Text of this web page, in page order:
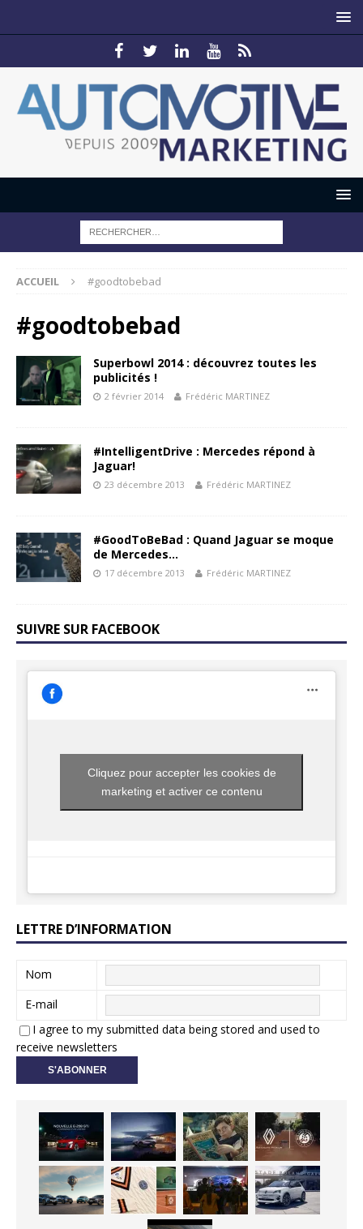
ACCUEIL #goodtobebad
#goodtobebad
Superbowl 2014 : découvrez toutes les
publicités !
2 février 2014 Frédéric MARTINEZ
#IntelligentDrive : Mercedes répond à
Jaguar!
23 décembre 2013 Frédéric MARTINEZ
#GoodToBeBad : Quand Jaguar se moque
de Mercedes…
17 décembre 2013 Frédéric MARTINEZ
SUIVRE SUR FACEBOOK
Cliquez pour accepter les cookies de
marketing et activer ce contenu
LETTRE D’INFORMATION
Nom
E-mail
I agree to my submitted data being stored and used to
receive newsletters